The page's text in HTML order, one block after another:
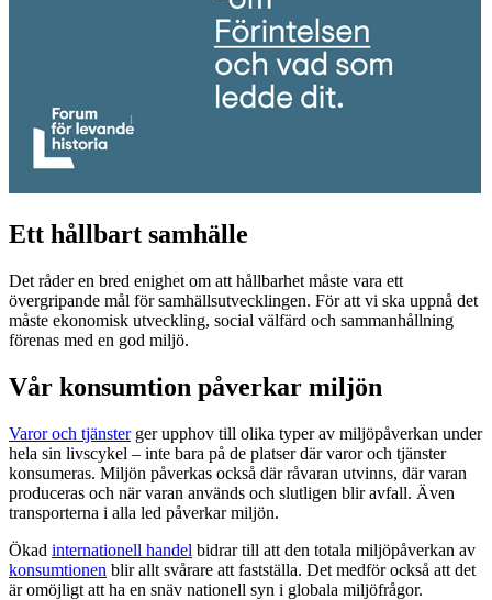
Ett hållbart samhälle
Det råder en bred enighet om att hållbarhet måste vara ett
övergripande mål för samhällsutvecklingen. För att vi ska uppnå det
måste ekonomisk utveckling, social välfärd och sammanhållning
förenas med en god miljö.
Vår konsumtion påverkar miljön
Varor och tjänsterger upphov till olika typer av miljöpåverkan under
hela sin livscykel – inte bara på de platser där varor och tjänster
konsumeras. Miljön påverkas också där råvaran utvinns, där varan
produceras och när varan används och slutligen blir avfall. Även
transporterna i alla led påverkar miljön.
Ökad internationell handel bidrar till att den totala miljöpåverkan av
konsumtionen blir allt svårare att fastställa. Det medför också att det
är omöjligt att ha en snäv nationell syn i globala miljöfrågor.